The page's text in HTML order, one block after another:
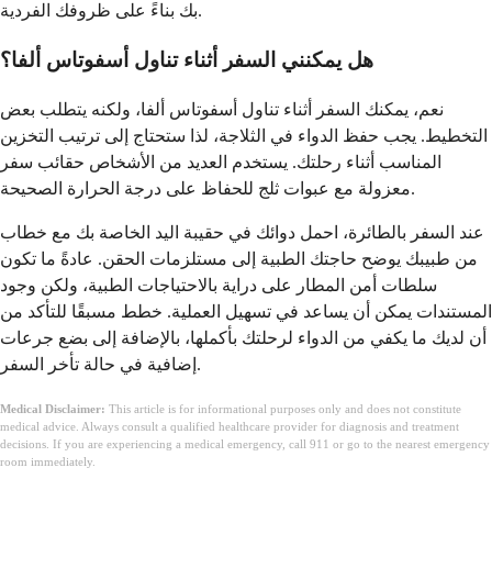
بك بناءً على ظروفك الفردية.
هل يمكنني السفر أثناء تناول أسفوتاس ألفا؟
نعم، يمكنك السفر أثناء تناول أسفوتاس ألفا، ولكنه يتطلب بعض
التخطيط. يجب حفظ الدواء في الثلاجة، لذا ستحتاج إلى ترتيب التخزين
المناسب أثناء رحلتك. يستخدم العديد من الأشخاص حقائب سفر
معزولة مع عبوات ثلج للحفاظ على درجة الحرارة الصحيحة.
عند السفر بالطائرة، احمل دوائك في حقيبة اليد الخاصة بك مع خطاب
من طبيبك يوضح حاجتك الطبية إلى مستلزمات الحقن. عادةً ما تكون
سلطات أمن المطار على دراية بالاحتياجات الطبية، ولكن وجود
المستندات يمكن أن يساعد في تسهيل العملية. خطط مسبقًا للتأكد من
أن لديك ما يكفي من الدواء لرحلتك بأكملها، بالإضافة إلى بضع جرعات
إضافية في حالة تأخر السفر.
Medical Disclaimer: This article is for informational purposes only and does not constitute
medical advice. Always consult a qualified healthcare provider for diagnosis and treatment
decisions. If you are experiencing a medical emergency, call 911 or go to the nearest emergency
room immediately.